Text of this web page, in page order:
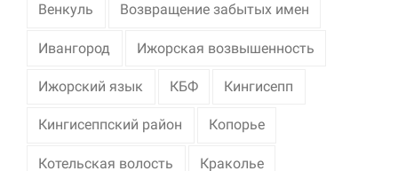
Венкуль Возвращение забытых имен
Ивангород Ижорская возвышенность
Ижорский язык КБФ Кингисепп
Кингисеппский район Копорье
Котельская волость Краколье